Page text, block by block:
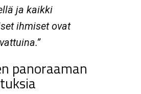
ja kaikki
ihmiset ovat
panoraaman